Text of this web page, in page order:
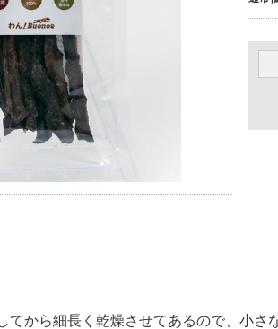
てから細長く乾燥させてあるので、小さ